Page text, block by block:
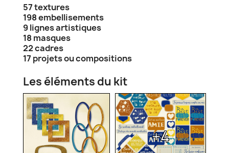
57 textures
198 embellisements
9 lignes artistiques
18 masques
22 cadres
17 projets ou compositions
Les éléments du kit
+4